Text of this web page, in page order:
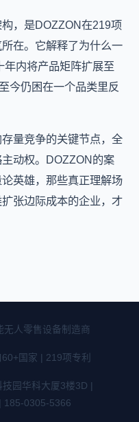
，是DOZZON在219项
在。它解释了为什么一
年内将产品矩阵扩展至
今仍困在一个品类里反
量竞争的关键节点，全
动权。DOZZON的案
英雄，那些真正理解场
张边际成本的企业，才
无人零售设备制造商
国家 | 219项专利
园华科大厦3楼3D |
185-0305-5366